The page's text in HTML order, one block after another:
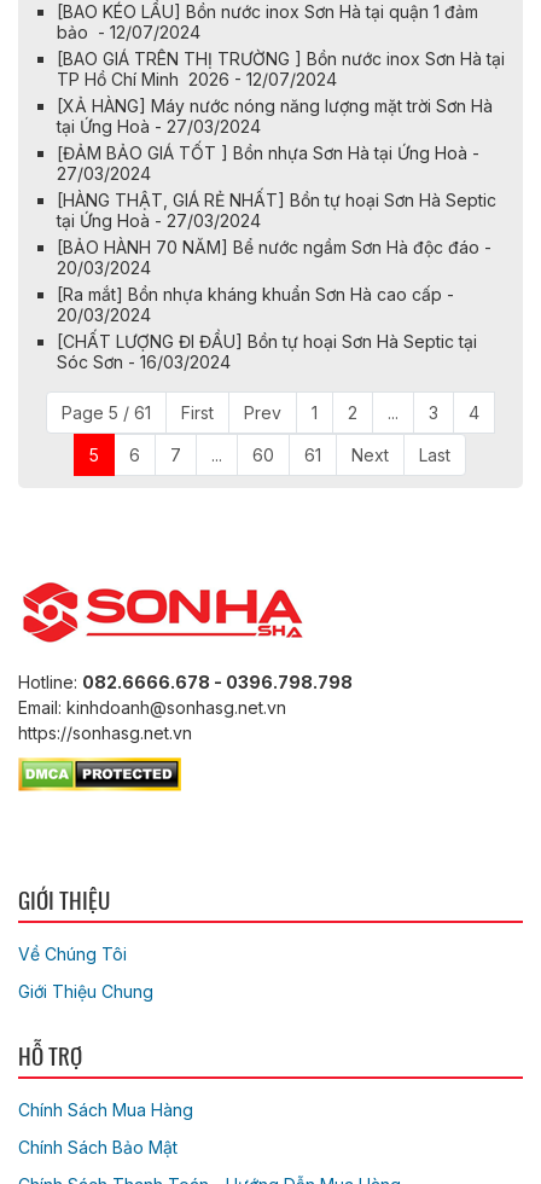
[BAO KÉO LẦU] Bồn nước inox Sơn Hà tại quận 1 đảm
bảo - 12/07/2024
[BAO GIÁ TRÊN THỊ TRƯỜNG ] Bồn nước inox Sơn Hà tại
TP Hồ Chí Minh 2026 - 12/07/2024
[XẢ HÀNG] Máy nước nóng năng lượng mặt trời Sơn Hà
tại Ứng Hoà - 27/03/2024
[ĐẢM BẢO GIÁ TỐT ] Bồn nhựa Sơn Hà tại Ứng Hoà -
27/03/2024
[HÀNG THẬT, GIÁ RẺ NHẤT] Bồn tự hoại Sơn Hà Septic
tại Ứng Hoà - 27/03/2024
[BẢO HÀNH 70 NĂM] Bể nước ngầm Sơn Hà độc đáo -
20/03/2024
[Ra mắt] Bồn nhựa kháng khuẩn Sơn Hà cao cấp -
20/03/2024
[CHẤT LƯỢNG ĐI ĐẦU] Bồn tự hoại Sơn Hà Septic tại
Sóc Sơn - 16/03/2024
Page 5 / 61 First Prev 1 2 ... 3 4
5 6 7 ... 60 61 Next Last
Hotline: 082.6666.678 - 0396.798.798
Email: kinhdoanh@sonhasg.net.vn
https://sonhasg.net.vn
GIỚI THIỆU
Về Chúng Tôi
Giới Thiệu Chung
HỖ TRỢ
Chính Sách Mua Hàng
Chính Sách Bảo Mật